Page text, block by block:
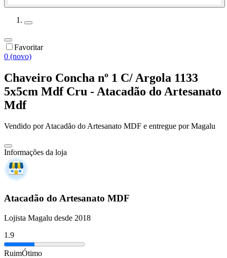
Favoritar
0 (novo)
Chaveiro Concha nº 1 C/ Argola 1133
5x5cm Mdf Cru - Atacadão do Artesanato
Mdf
Vendido porAtacadão do Artesanato MDF e entregue por Magalu
Informações da loja
Atacadão do Artesanato MDF
Lojista Magalu desde 2018
1.9
RuimÓtimo